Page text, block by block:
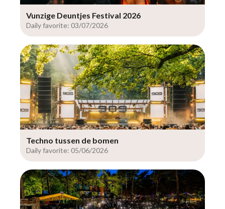
Vunzige Deuntjes Festival 2026
Daily favorite: 03/07/2026
Techno tussen de bomen
Daily favorite: 05/06/2026